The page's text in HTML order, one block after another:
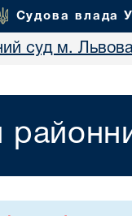
Судова влада
суд м.